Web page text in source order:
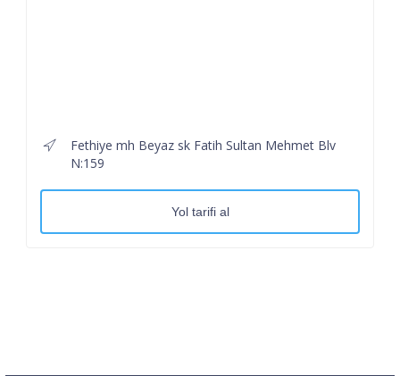
Fethiye mh Beyaz sk Fatih Sultan Mehmet Blv
N:159
Yol tarifi al